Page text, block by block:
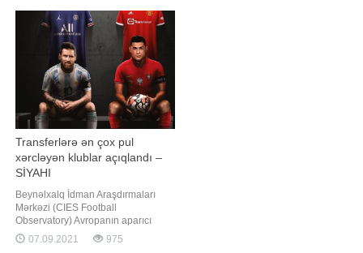
Dünya çempionu bu səbəbdən
sentyabrın 4-də dayanq üzərinə
çıxıb-çıxmama ehtimal
Transferlərə ən çox pul
xərcləyən klublar açıqlandı –
SİYAHI
Beynəlxalq İdman Araşdırmaları
Mərkəzi (CIES Football
Observatory) Avropanın aparıcı
futbol liqalarında cari mövsüm
öncəsi yeni heyətin
07.09.2021 975